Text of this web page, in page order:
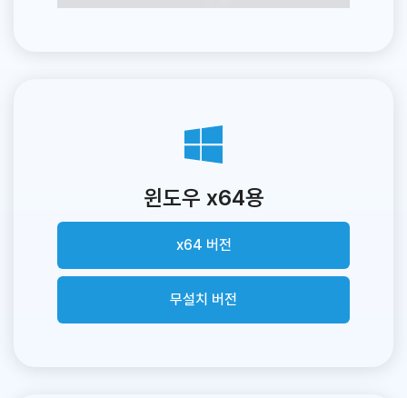
윈도우 x64용
x64 버전
무설치 버전